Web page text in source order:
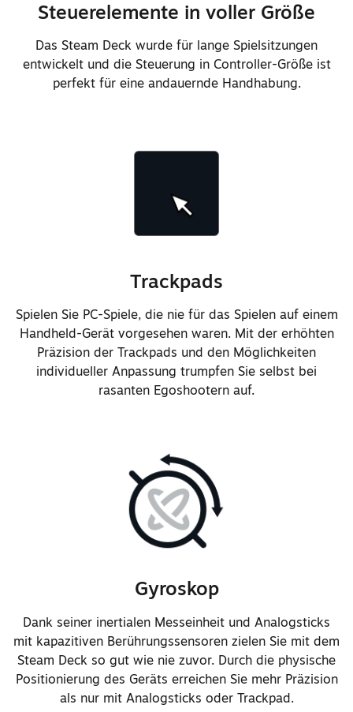
Verwendung des eingebauten
Mikrofon-Arrays und der 3,5-mm-
Kopfhörerbuchse
Griff und weniger
der Analogsticks für ein besseres
vorderen Gehäuseschale und
insgesamt weniger Verschleiß
Erkennung von Analogstick-
Berührungen ist jetzt
und Fühlbarkeit des Switch-
Mechanismus der Schultertasten
Verhältnis der Schnappbewegung
und der diagonalen Interaktionen
des Steuerkreuzes wurden
Neu gestaltetes Trackpad für
bessere Wiedergabetreue und
Kantenerkennung
Deutlich verbessertes Tastgefühl
und Präzision der Trackpad-Haptik
Steuerelemente in voller Größe
Das Steam Deck wurde für lange Spielsitzungen
entwickelt und die Steuerung in Controller-Größe ist
perfekt für eine andauernde Handhabung.
Trackpads
Spielen Sie PC-Spiele, die nie für das Spielen auf einem
Handheld-Gerät vorgesehen waren. Mit der erhöhten
Präzision der Trackpads und den Möglichkeiten
individueller Anpassung trumpfen Sie selbst bei
rasanten Egoshootern auf.
Gyroskop
Dank seiner inertialen Messeinheit und Analogsticks
mit kapazitiven Berührungssensoren zielen Sie mit dem
Steam Deck so gut wie nie zuvor. Durch die physische
Positionierung des Geräts erreichen Sie mehr Präzision
als nur mit Analogsticks oder Trackpad.